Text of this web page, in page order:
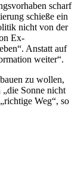
scharf
schieße ein
nicht von der
Ex-
Anstatt auf
weiter“.
zu wollen,
„die Sonne nicht
Weg“, so